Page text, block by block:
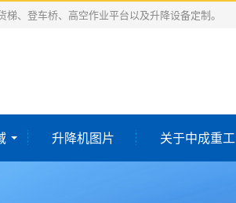
、登车桥、高空作业平台以及升降设备定制。
升降机图片 关于中成重工